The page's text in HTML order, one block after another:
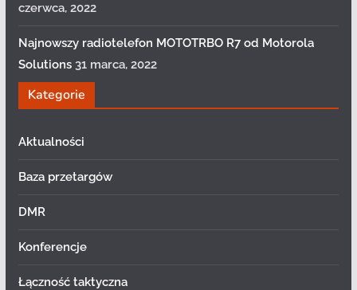
czerwca, 2022
Najnowszy radiotelefon MOTOTRBO R7 od Motorola
Solutions 31 marca, 2022
Kategorie
Aktualności
Baza przetargów
DMR
Konferencje
Łączność taktyczna